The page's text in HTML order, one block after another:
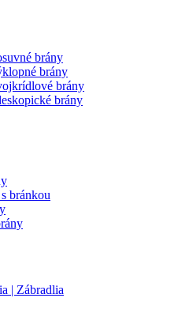
brány
brány
brány
brány
bránkou
| Zábradlia